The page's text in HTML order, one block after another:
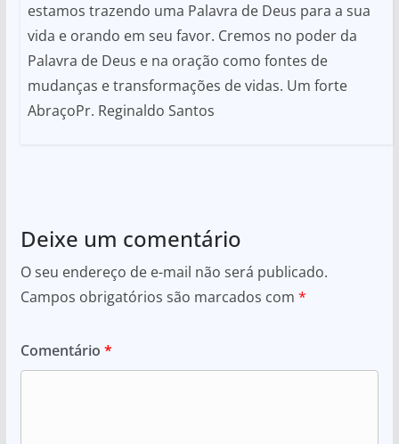
estamos trazendo uma Palavra de Deus para a sua
vida e orando em seu favor. Cremos no poder da
Palavra de Deus e na oração como fontes de
mudanças e transformações de vidas. Um forte
AbraçoPr. Reginaldo Santos
Deixe um comentário
O seu endereço de e-mail não será publicado.
Campos obrigatórios são marcados com *
Comentário *